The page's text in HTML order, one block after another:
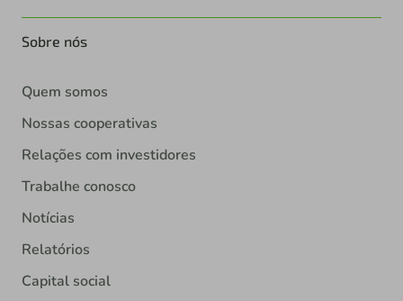
Sobre nós
Quem somos
Nossas cooperativas
Relações com investidores
Trabalhe conosco
Notícias
Relatórios
Capital social